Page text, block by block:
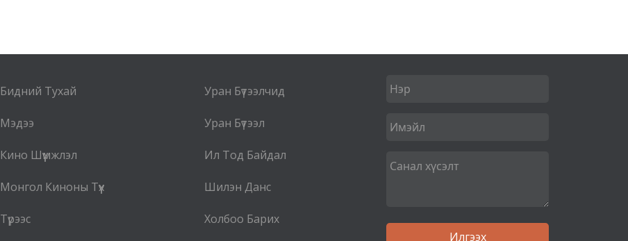
Бидний Тухай
Мэдээ
Кино Шүүмжлэл
Монгол Киноны Түүх
Түрээс
Уран Бүтээлчид
Уран Бүтээл
Ил Тод Байдал
Шилэн Данс
Холбоо Барих